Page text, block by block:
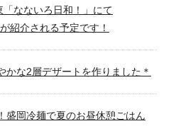
「なないろ日和！」にて
紹介される予定です！
かな2層デザートを作りました＊
盛岡冷麺で夏のお昼休憩ごはん